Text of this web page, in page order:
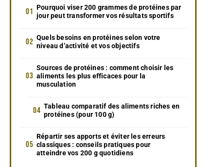
Pourquoi viser 200 grammes de protéines par
jour peut transformer vos résultats sportifs
Quels besoins en protéines selon votre
niveau d’activité et vos objectifs
Sources de protéines : comment choisir les
aliments les plus efficaces pour la
musculation
Tableau comparatif des aliments riches en
protéines (pour 100 g)
Répartir ses apports et éviter les erreurs
classiques : conseils pratiques pour
atteindre vos 200 g quotidiens